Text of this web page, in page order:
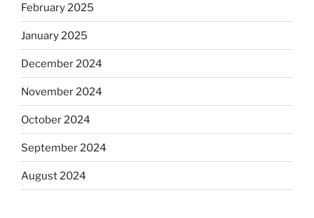
February 2025
January 2025
December 2024
November 2024
October 2024
September 2024
August 2024